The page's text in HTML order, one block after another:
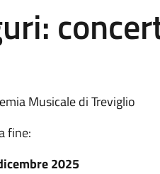
Musicale di Treviglio
fine:
2025